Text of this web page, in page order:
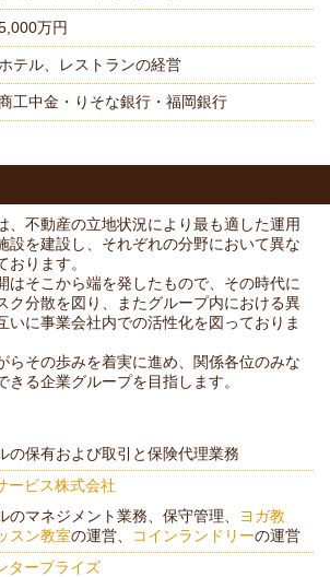
万円
ホテル、レストランの経営
工中金・りそな銀行・福岡銀行
、不動産の立地状況により最も適した運用
設を建設し、それぞれの分野において異な
おります。
はそこから端を発したもので、その時代に
ク分散を図り、またグループ内における異
いに事業会社内での活性化を図っておりま
らその歩みを着実に進め、関係各位のみな
きる企業グループを目指します。
の保有および取引と保険代理業務
ービス株式会社
のマネジメント業務、保守管理、
ヨガ教
スン教室の運営、 コインランドリーの運営
タープライズ